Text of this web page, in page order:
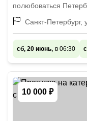
полюбоваться
Санкт-
сб, 20 июнь, в 06:30
10 000 ₽